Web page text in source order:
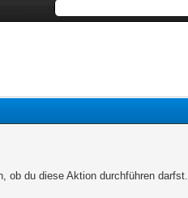
ob du diese Aktion durchführen darfst.